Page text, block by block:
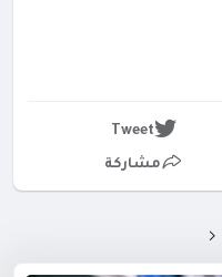
Tweet
مشاركة